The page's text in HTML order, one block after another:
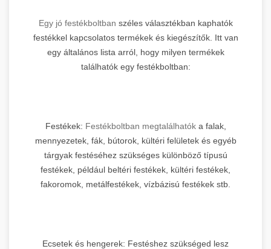
Egy jó festékboltban széles választékban kaphatók
festékkel kapcsolatos termékek és kiegészítők. Itt van
egy általános lista arról, hogy milyen termékek
találhatók egy festékboltban:
Festékek: Festékboltban megtalálhatóka falak,
mennyezetek, fák, bútorok, kültéri felületek és egyéb
tárgyak festéséhez szükséges különböző típusú
festékek, például beltéri festékek, kültéri festékek,
fakoromok, metálfestékek, vízbázisú festékek stb.
Ecsetek és hengerek: Festéshez szükséged lesz